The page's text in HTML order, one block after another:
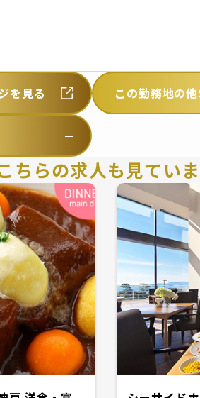
を見る この勤務地の
ちらの求人も見てい